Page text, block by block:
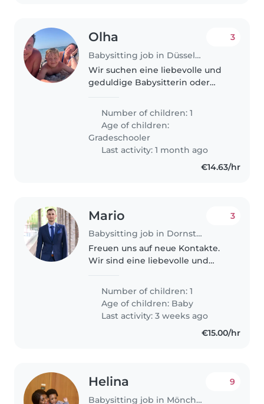
Olha
Babysitting job in Düsseldorf
3
Wir suchen eine liebevolle und
geduldige Babysitterin oder
gerne Sport treibt und einen
trockenen Humor hat. Unser
Sohn hat..
Number of children: 1
Age of children:
Gradeschooler
Last activity: 1 month ago
€14.63/hr
Mario
Babysitting job in Dornstadt
3
Freuen uns auf neue Kontakte.
Wir sind eine liebevolle und
Number of children: 1
Age of children: Baby
Last activity: 3 weeks ago
€15.00/hr
Helina
Babysitting job in Mönchengladbach
9